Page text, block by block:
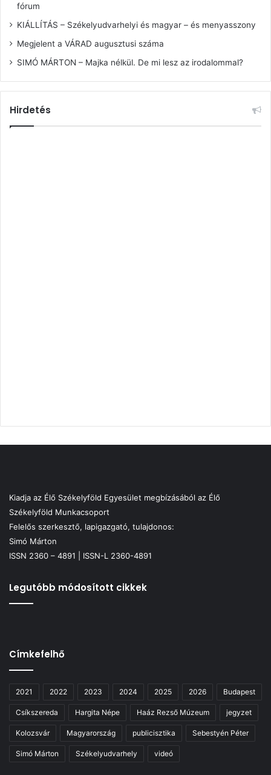
fórum
KIÁLLÍTÁS – Székelyudvarhelyi és magyar – és menyasszony
Megjelent a VÁRAD augusztusi száma
SIMÓ MÁRTON – Majka nélkül. De mi lesz az irodalommal?
Hirdetés
Kiadja az Élő Székelyföld Egyesület megbízásából az Élő
Székelyföld Munkacsoport
Felelős szerkesztő, lapigazgató, tulajdonos:
Simó Márton
ISSN 2360 – 4891 | ISSN-L 2360-4891
Legutóbb módosított cikkek
Címkefelhő
2021 2022 2023 2024 2025 2026 Budapest
Csíkszereda Hargita Népe Haáz Rezső Múzeum jegyzet
Kolozsvár Magyarország publicisztika Sebestyén Péter
Simó Márton Székelyudvarhely videó